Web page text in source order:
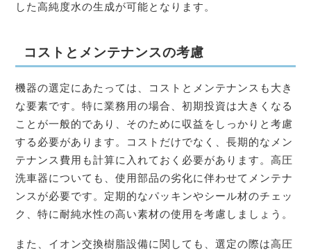
した高純度水の生成が可能となります。
コストとメンテナンスの考慮
機器の選定にあたっては、コストとメンテナンスも大き
な要素です。特に業務用の場合、初期投資は大きくなる
ことが一般的であり、そのために収益をしっかりと考慮
する必要があります。コストだけでなく、長期的なメン
テナンス費用も計算に入れておく必要があります。高圧
洗車器についても、使用部品の劣化に伴わせてメンテナ
ンスが必要です。定期的なパッキンやシール材のチェッ
ク、特に耐純水性の高い素材の使用を考慮しましょう。
また、イオン交換樹脂設備に関しても、選定の際は高圧